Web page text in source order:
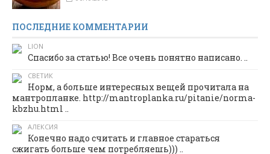
ПОСЛЕДНИЕ КОММЕНТАРИИ
LION
Спасибо за статью! Все очень понятно написано. ..
СВЕТИК
Норм, а больше интересных вещей прочитала на
мантропланке. http://mantroplanka.ru/pitanie/norma-
kbzhu.html ..
АЛЕКСИЯ
Конечно надо считать и главное стараться
сжигать больше чем потребляешь))) ..